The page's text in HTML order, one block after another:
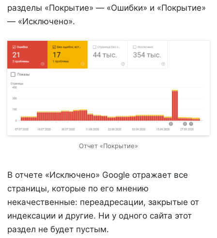
разделы «Покрытие» — «Ошибки» и «Покрытие»
— «Исключено».
Отчет «Покрытие»
В отчете «Исключено» Google отражает все
страницы, которые по его мнению
некачественные: переадресации, закрытые от
индексации и другие. Ни у одного сайта этот
раздел не будет пустым.